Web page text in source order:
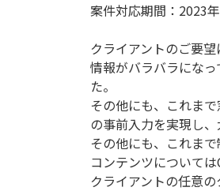
案件対応期間：2023
クライアントのご要
情報がバラバラにな
た。
その他にも、これま
の事前入力を実現し
その他にも、これま
コンテンツについて
クライアントの任意